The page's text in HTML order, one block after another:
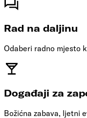
Rad na daljinu
Odaberi radno mjesto
Događaji za
Božićna zabava, ljetni